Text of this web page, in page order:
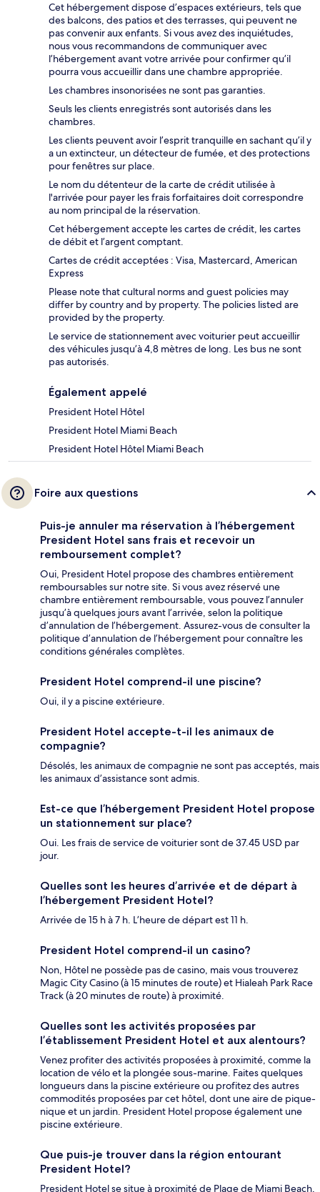
Cet hébergement dispose d’espaces extérieurs, tels que
des balcons, des patios et des terrasses, qui peuvent ne
pas convenir aux enfants. Si vous avez des inquiétudes,
nous vous recommandons de communiquer avec
l’hébergement avant votre arrivée pour confirmer qu’il
pourra vous accueillir dans une chambre appropriée.
Les chambres insonorisées ne sont pas garanties.
Seuls les clients enregistrés sont autorisés dans les
chambres.
Les clients peuvent avoir l’esprit tranquille en sachant qu’il y
a un extincteur, un détecteur de fumée, et des protections
pour fenêtres sur place.
Le nom du détenteur de la carte de crédit utilisée à
l'arrivée pour payer les frais forfaitaires doit correspondre
au nom principal de la réservation.
Cet hébergement accepte les cartes de crédit, les cartes
de débit et l’argent comptant.
Cartes de crédit acceptées : Visa, Mastercard, American
Express
Please note that cultural norms and guest policies may
differ by country and by property. The policies listed are
provided by the property.
Le service de stationnement avec voiturier peut accueillir
des véhicules jusqu’à 4,8 mètres de long. Les bus ne sont
pas autorisés.
Également appelé
President Hotel Hôtel
President Hotel Miami Beach
President Hotel Hôtel Miami Beach
Foire aux questions
Puis-je annuler ma réservation à l’hébergement
President Hotel sans frais et recevoir un
remboursement complet?
Oui, President Hotel propose des chambres entièrement
remboursables sur notre site. Si vous avez réservé une
chambre entièrement remboursable, vous pouvez l’annuler
jusqu’à quelques jours avant l’arrivée, selon la politique
d’annulation de l’hébergement. Assurez-vous de consulter la
politique d’annulation de l’hébergement pour connaître les
conditions générales complètes.
President Hotel comprend-il une piscine?
Oui, il y a piscine extérieure.
President Hotel accepte-t-il les animaux de
compagnie?
Désolés, les animaux de compagnie ne sont pas acceptés, mais
les animaux d’assistance sont admis.
Est-ce que l’hébergement President Hotel propose
un stationnement sur place?
Oui. Les frais de service de voiturier sont de 37.45 USD par
jour.
Quelles sont les heures d’arrivée et de départ à
l’hébergement President Hotel?
Arrivée de 15 h à 7 h. L’heure de départ est 11 h.
President Hotel comprend-il un casino?
Non, Hôtel ne possède pas de casino, mais vous trouverez
Magic City Casino (à 15 minutes de route) et Hialeah Park Race
Track (à 20 minutes de route) à proximité.
Quelles sont les activités proposées par
l’établissement President Hotel et aux alentours?
Venez profiter des activités proposées à proximité, comme la
location de vélo et la plongée sous-marine. Faites quelques
longueurs dans la piscine extérieure ou profitez des autres
commodités proposées par cet hôtel, dont une aire de pique-
nique et un jardin. President Hotel propose également une
piscine extérieure.
Que puis-je trouver dans la région entourant
President Hotel?
President Hotel se situe à proximité de Plage de Miami Beach,